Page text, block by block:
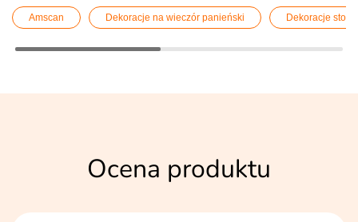
Amscan Dekoracje na wieczór panieński Dekoracje stołu
Ocena produktu